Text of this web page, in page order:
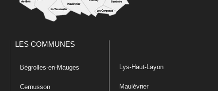
LES COMMUNES
Bégrolles-en-Mauges
Cernusson
Lys-Haut-Layon
Maulévrier